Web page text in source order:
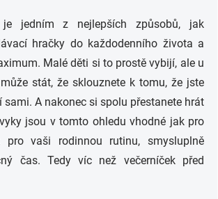
je jedním z nejlepších způsobů, jak
hračky do každodenního života a
Malé děti si to prostě vybijí, ale u
stát, že sklouznete k tomu, že jste
sami. A nakonec si spolu přestanete hrát
jsou v tomto ohledu vhodné jak pro
pro vaši rodinnou rutinu, smysluplně
čas. Tedy víc než večerníček před